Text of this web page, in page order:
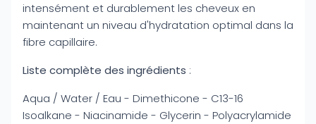
intensément et durablement les cheveux en
maintenant un niveau d'hydratation optimal dans la
fibre capillaire.
Liste complète des ingrédients :
Aqua / Water / Eau - Dimethicone - C13-16
Isoalkane - Niacinamide - Glycerin - Polyacrylamide